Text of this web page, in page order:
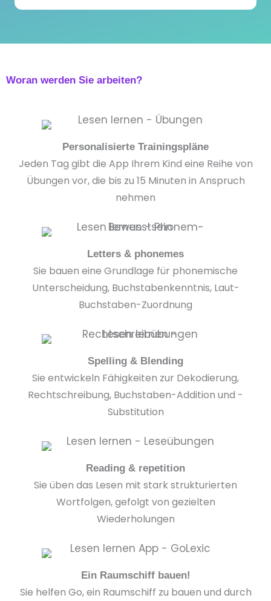
Woran werden Sie arbeiten?
Personalisierte Trainingspläne
Jeden Tag gibt die App Ihrem Kind eine Reihe von
Übungen vor, die bis zu 15 Minuten in Anspruch
nehmen
Letters & phonemes
Sie bauen eine Grundlage für phonemische
Unterscheidung, Buchstabenkenntnis, Laut-
Buchstaben-Zuordnung
Spelling & Blending
Sie entwickeln Fähigkeiten zur Dekodierung,
Rechtschreibung, Buchstaben-Addition und -
Substitution
Reading & repetition
Sie üben das Lesen mit stark strukturierten
Wortfolgen, gefolgt von gezielten
Wiederholungen
Ein Raumschiff bauen!
Sie helfen Go, ein Raumschiff zu bauen und durch